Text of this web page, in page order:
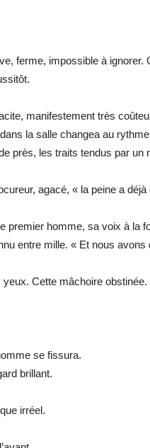
ferme, impossible à
manifestement très
la salle changea au
près, les traits tendus par un
agacé, « la peine a
homme, sa voix à la
entre mille. « Et nous
Cette mâchoire obstinée.
se fissura.
brillant.
irréel.